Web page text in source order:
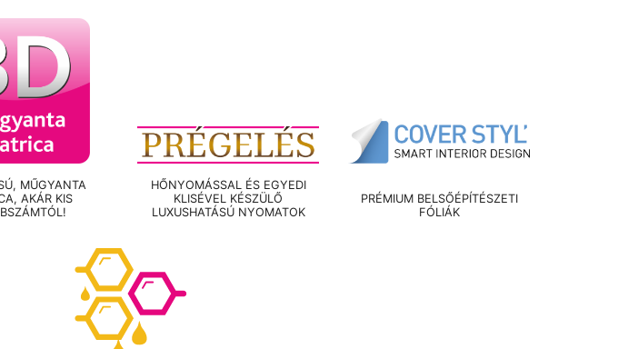
MŰGYANTA
AKÁR KIS
HŐNYOMÁSSAL ÉS EGYEDI
KLISÉVEL KÉSZÜLŐ
LUXUSHATÁSÚ NYOMATOK
PRÉMIUM BELSŐÉPÍTÉSZETI
FÓLIÁK